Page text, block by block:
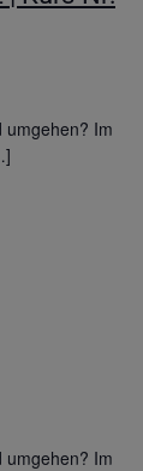
umgehen? Im
umgehen? Im